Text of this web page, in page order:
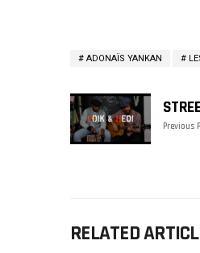
ADONAÏS YANKAN
Previous
RELATED